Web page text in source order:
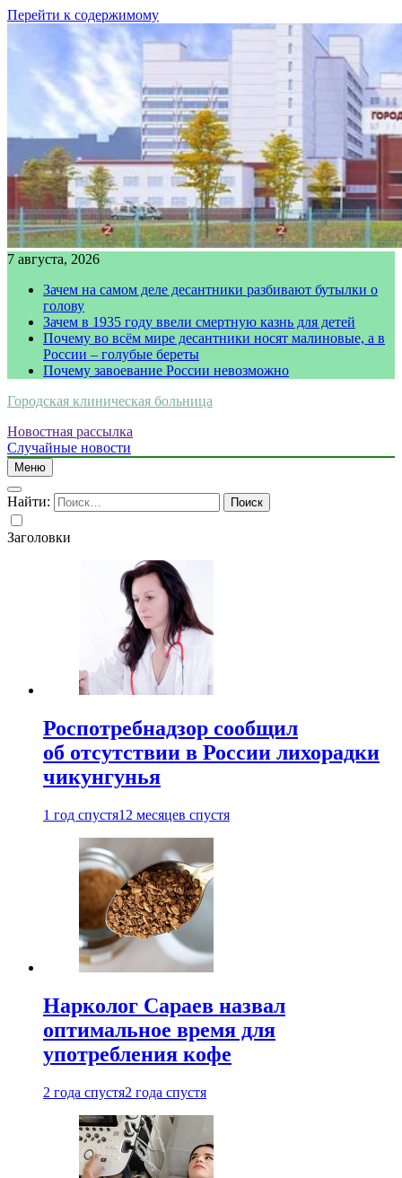
Перейти к содержимому
7 августа, 2026
Зачем на самом деле десантники разбивают бутылки о
голову
Зачем в 1935 году ввели смертную казнь для детей
Почему во всём мире десантники носят малиновые, а в
России – голубые береты
Почему завоевание России невозможно
Городская клиническая больница
Новостная рассылка
Случайные новости
Меню
Найти:
Заголовки
Роспотребнадзор сообщил
об отсутствии в России лихорадки
чикунгунья
1 год спустя12 месяцев спустя
Нарколог Сараев назвал
оптимальное время для
употребления кофе
2 года спустя2 года спустя